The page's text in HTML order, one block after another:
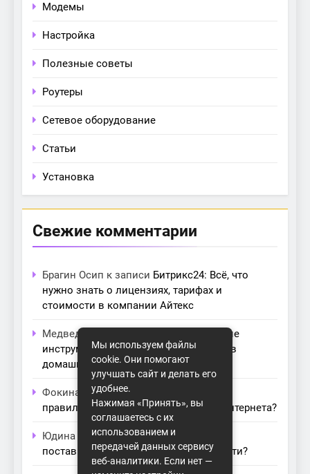
Модемы
Настройка
Полезные советы
Роутеры
Сетевое оборудование
Статьи
Установка
Свежие комментарии
Брагин Осип к записи Битрикс24: Всё, что
нужно знать о лицензиях, тарифах и
стоимости в компании Айтекс
Медведева Амалия
Основные
инструменты для создания серверов в
домашних условиях
Фокина Невак записи
правильный модем для домашнего интернета?
Юдина Ивонак записиПроблемы с
поставщиками интернета: как их обойти?
Мы используем файлы
cookie. Они помогают
улучшать сайт и делать его
удобнее.
Нажимая «Принять», вы
соглашаетесь с их
использованием и
передачей данных сервису
веб-аналитики. Если нет —